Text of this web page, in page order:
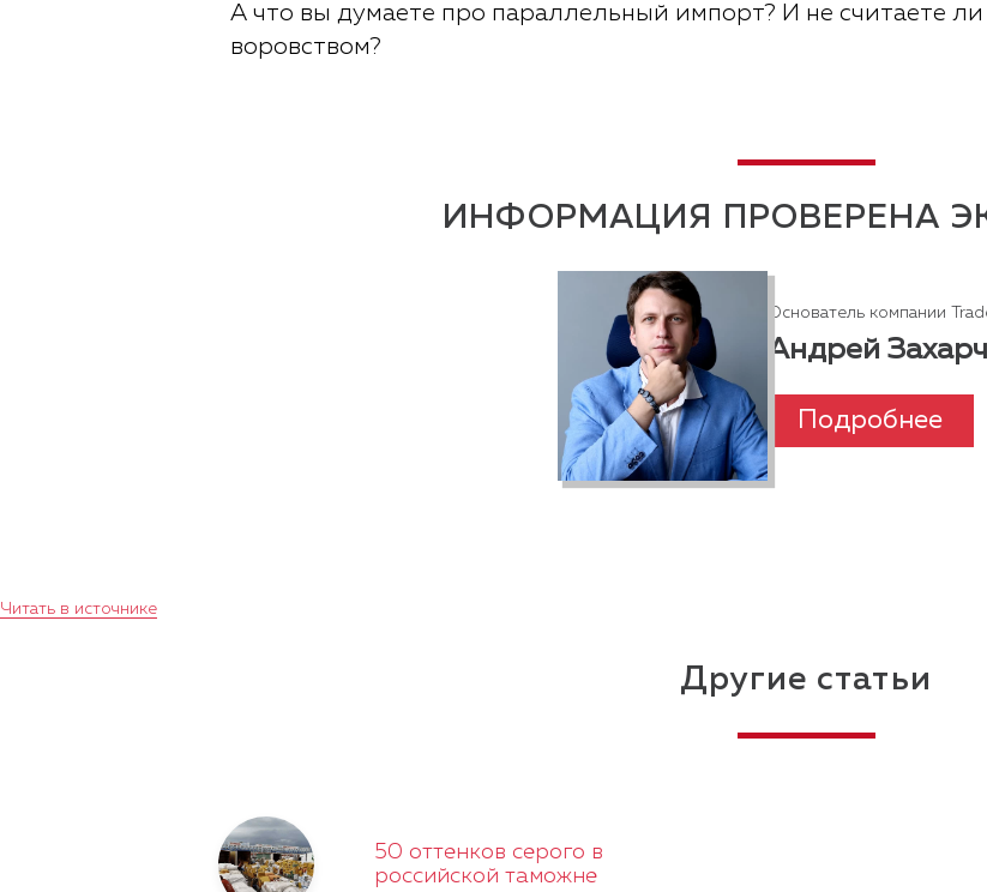
А что вы думаете про параллельный импорт? И не считаете
воровством?
ИНФОРМАЦИЯ ПРОВЕРЕНА
Руководитель компании.
Является президентом EO
Russia, выступает как эксперт
в бизнес-сообществах
Москвы, имеет 2 высших
образования. В свободное
время занимается
альпинизмом, играет в
большой теннис и катается на
лыжах
Основатель компании
Андрей
Подробнее
Читать в источнике
Другие статьи
50 оттенков серого в
российской таможне